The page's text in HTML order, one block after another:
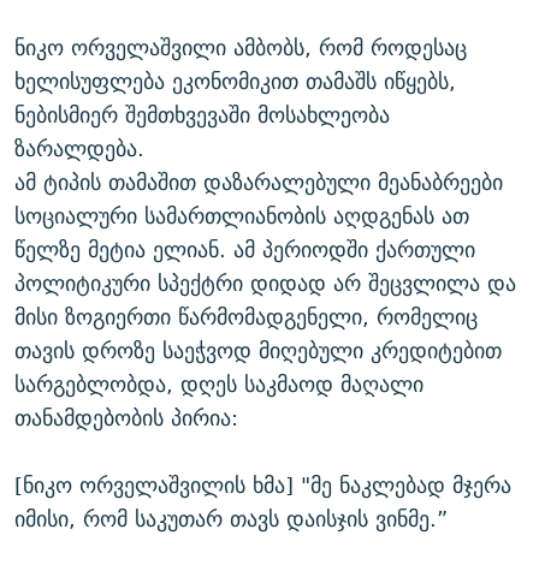
ნიკო ორველაშვილი ამბობს, რომ როდესაც
ხელისუფლება ეკონომიკით თამაშს იწყებს,
ნებისმიერ შემთხვევაში მოსახლეობა
ზარალდება.
ამ ტიპის თამაშით დაზარალებული მეანაბრეები
სოციალური სამართლიანობის აღდგენას ათ
წელზე მეტია ელიან. ამ პერიოდში ქართული
პოლიტიკური სპექტრი დიდად არ შეცვლილა და
მისი ზოგიერთი წარმომადგენელი, რომელიც
თავის დროზე საეჭვოდ მიღებული კრედიტებით
სარგებლობდა, დღეს საკმაოდ მაღალი
თანამდებობის პირია:
[ნიკო ორველაშვილის ხმა] "მე ნაკლებად მჯერა
იმისი, რომ საკუთარ თავს დაისჯის ვინმე.”